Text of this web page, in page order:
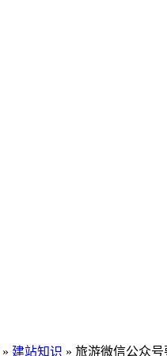
» 建站知识 » 旅游微信公众